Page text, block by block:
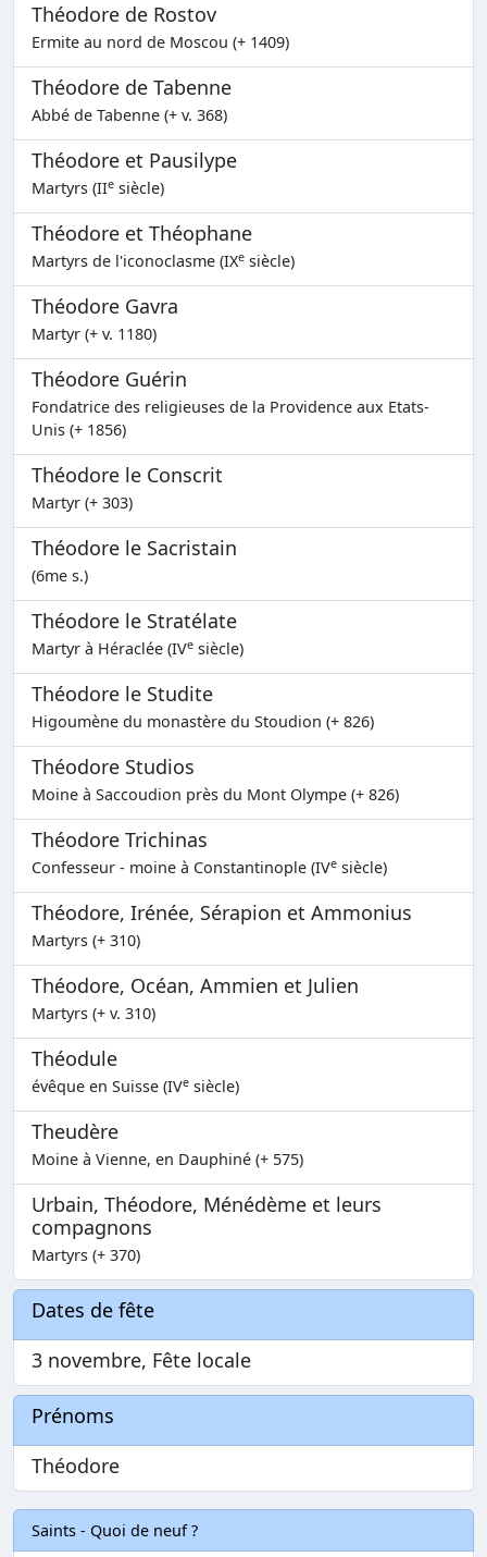
Théodore de Rostov
Ermite au nord de Moscou (+ 1409)
Théodore de Tabenne
Abbé de Tabenne (+ v. 368)
Théodore et Pausilype
Martyrs (IIe siècle)
Théodore et Théophane
Martyrs de l'iconoclasme (IXe siècle)
Théodore Gavra
Martyr (+ v. 1180)
Théodore Guérin
Fondatrice des religieuses de la Providence aux Etats-
Unis (+ 1856)
Théodore le Conscrit
Martyr (+ 303)
Théodore le Sacristain
(6me s.)
Théodore le Stratélate
Martyr à Héraclée (IVe siècle)
Théodore le Studite
Higoumène du monastère du Stoudion (+ 826)
Théodore Studios
Moine à Saccoudion près du Mont Olympe (+ 826)
Théodore Trichinas
Confesseur - moine à Constantinople (IVe siècle)
Théodore, Irénée, Sérapion et Ammonius
Martyrs (+ 310)
Théodore, Océan, Ammien et Julien
Martyrs (+ v. 310)
Théodule
évêque en Suisse (IVe siècle)
Theudère
Moine à Vienne, en Dauphiné (+ 575)
Urbain, Théodore, Ménédème et leurs
compagnons
Martyrs (+ 370)
Dates de fête
3 novembre, Fête locale
Prénoms
Théodore
Saints - Quoi de neuf ?